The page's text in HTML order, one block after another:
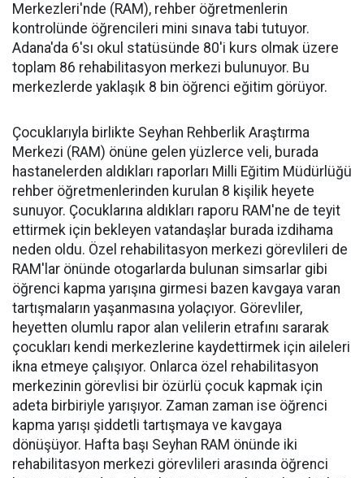
Merkezleri'nde (RAM), rehber öğretmenlerin
kontrolünde öğrencileri mini sınava tabi tutuyor.
Adana'da 6'sı okul statüsünde 80'i kurs olmak üzere
toplam 86 rehabilitasyon merkezi bulunuyor. Bu
merkezlerde yaklaşık 8 bin öğrenci eğitim görüyor.
Çocuklarıyla birlikte Seyhan Rehberlik Araştırma
Merkezi (RAM) önüne gelen yüzlerce veli, burada
hastanelerden aldıkları raporları Milli Eğitim Müdürlüğü
rehber öğretmenlerinden kurulan 8 kişilik heyete
sunuyor. Çocuklarına aldıkları raporu RAM'ne de teyit
ettirmek için bekleyen vatandaşlar burada izdihama
neden oldu. Özel rehabilitasyon merkezi görevlileri de
RAM'lar önünde otogarlarda bulunan simsarlar gibi
öğrenci kapma yarışına girmesi bazen kavgaya varan
tartışmaların yaşanmasına yolaçıyor. Görevliler,
heyetten olumlu rapor alan velilerin etrafını sararak
çocukları kendi merkezlerine kaydettirmek için aileleri
ikna etmeye çalışıyor. Onlarca özel rehabilitasyon
merkezinin görevlisi bir özürlü çocuk kapmak için
adeta birbiriyle yarışıyor. Zaman zaman ise öğrenci
kapma yarışı şiddetli tartışmaya ve kavgaya
dönüşüyor. Hafta başı Seyhan RAM önünde iki
rehabilitasyon merkezi görevlileri arasında öğrenci